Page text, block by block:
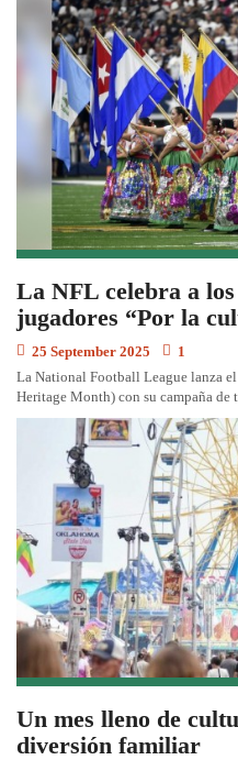
La NFL celebra a
jugadores “Por la
25 September 2025
1
La National Football League lanza
Heritage Month) con su campaña
Un mes lleno de
diversión familiar